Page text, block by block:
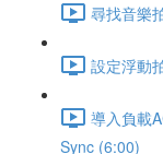
尋找音樂
設定浮動
導入負載
Sync (6:00)